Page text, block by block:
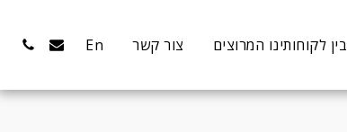
בין לקוחותינו המרוצים צור קשר En